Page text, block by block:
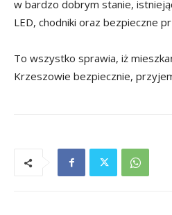
w bardzo dobrym stanie,
LED, chodniki oraz bezpieczne
To wszystko sprawia, iż
Krzeszowie bezpiecznie,